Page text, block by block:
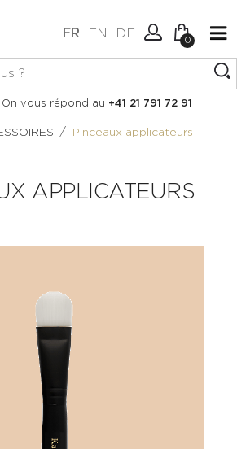
FR EN DE
Connexion
0
Aucun article dans votre
panier.
vous répond au +41 21 791 72 91
/ Pinceaux applicateurs
APPLICATEURS